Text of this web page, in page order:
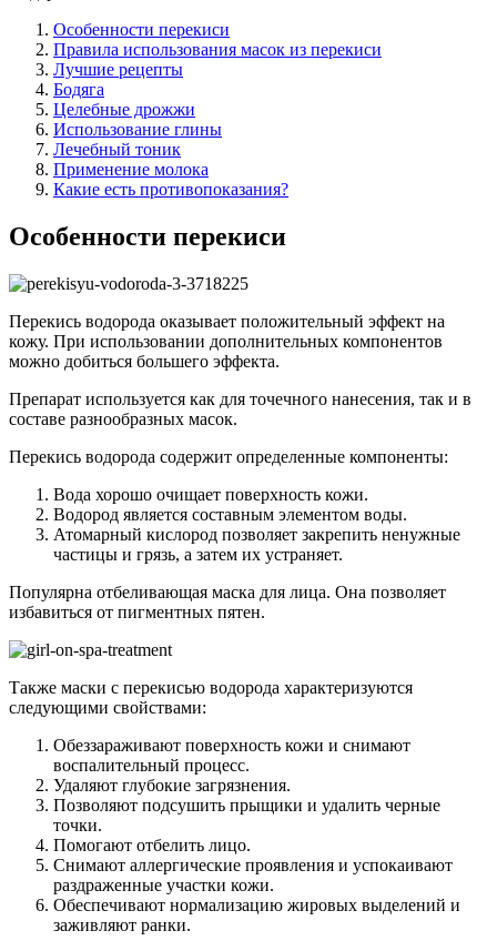
Особенности перекиси
Правила использования масок из перекиси
Лучшие рецепты
Бодяга
Целебные дрожжи
Использование глины
Лечебный тоник
Применение молока
Какие есть противопоказания?
Особенности перекиси
Перекись водорода оказывает положительный эффект на
кожу. При использовании дополнительных компонентов
можно добиться большего эффекта.
Препарат используется как для точечного нанесения, так и в
составе разнообразных масок.
Перекись водорода содержит определенные компоненты:
Вода хорошо очищает поверхность кожи.
Водород является составным элементом воды.
Атомарный кислород позволяет закрепить ненужные
частицы и грязь, а затем их устраняет.
Популярна отбеливающая маска для лица. Она позволяет
избавиться от пигментных пятен.
Также маски с перекисью водорода характеризуются
следующими свойствами:
Обеззараживают поверхность кожи и снимают
воспалительный процесс.
Удаляют глубокие загрязнения.
Позволяют подсушить прыщики и удалить черные
точки.
Помогают отбелить лицо.
Снимают аллергические проявления и успокаивают
раздраженные участки кожи.
Обеспечивают нормализацию жировых выделений и
заживляют ранки.